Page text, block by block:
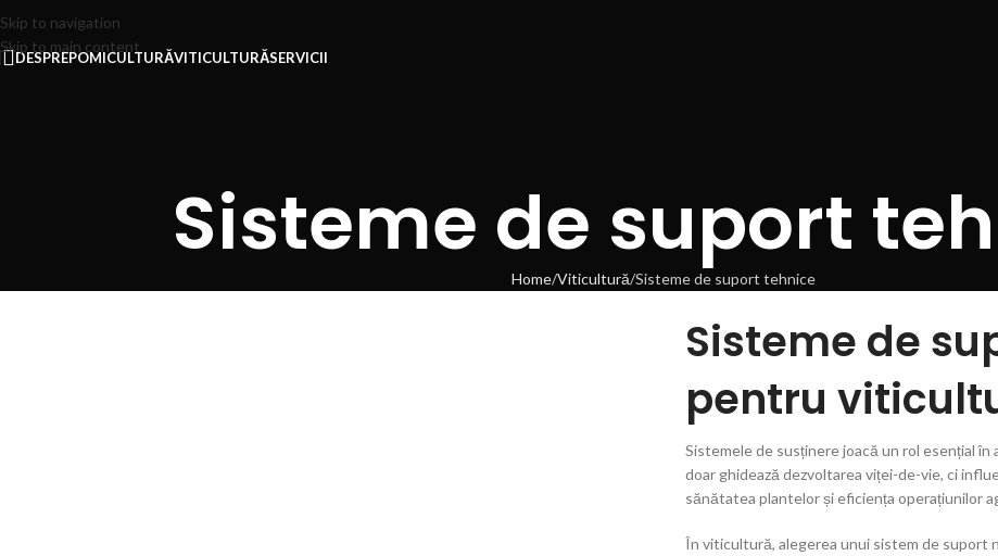
Skip to navigation
Skip to main content
DESPREPOMICULTURĂVITICULTURĂSERVICII
Sisteme de suport
Home Viticultură Sisteme de suport tehnice
Sisteme de
pentru
Sistemele de susținere joacă un rol esențial
doar ghidează dezvoltarea viței-de-vie, ci
sănătatea plantelor și eficiența operațiunilor
În viticultură, alegerea unui sistem de suport